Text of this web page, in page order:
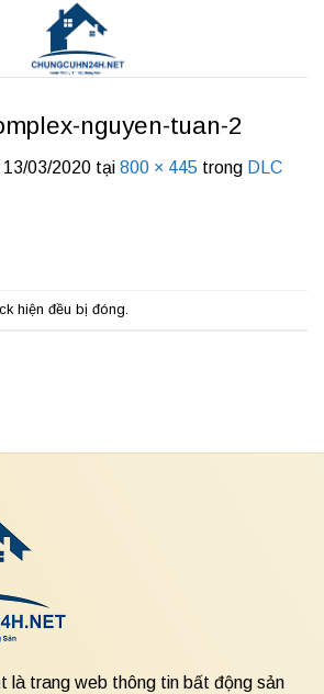
nguyen-tuan-2
13/03/2020 tại 800 × 445 trong DLC
hiện đều bị đóng.
là trang web thông tin bất động sản